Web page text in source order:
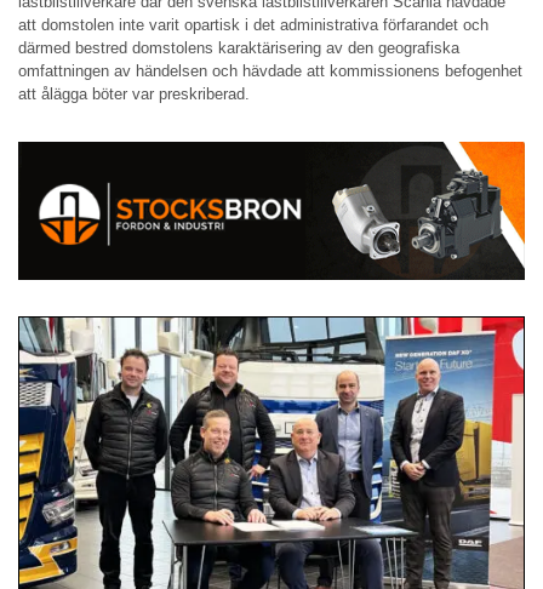
att domstolen inte varit opartisk i det administrativa förfarandet och
därmed bestred domstolens karaktärisering av den geografiska
omfattningen av händelsen och hävdade att kommissionens befogenhet
att ålägga böter var preskriberad.